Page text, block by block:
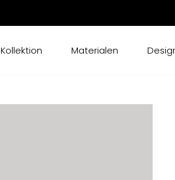
Kollektion Materialen